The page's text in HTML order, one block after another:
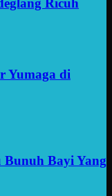
Yumaga di
Bayi Yang